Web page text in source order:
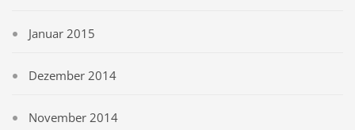
Januar 2015
Dezember 2014
November 2014